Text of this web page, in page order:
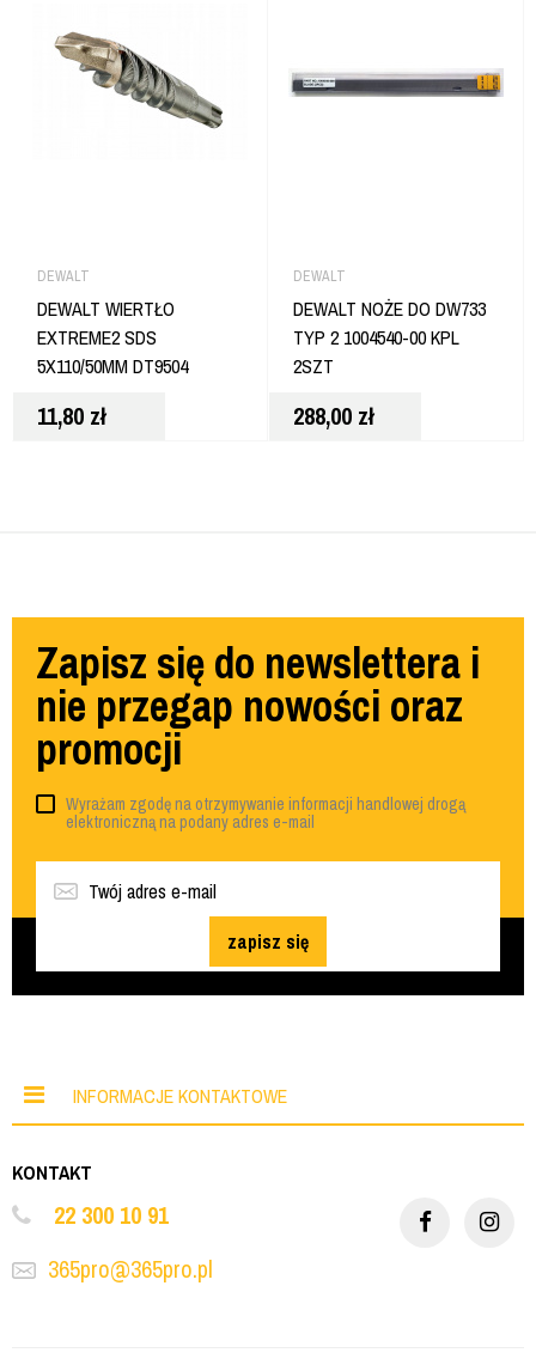
DEWALT
DEWALT WIERTŁO
EXTREME2 SDS
5X110/50MM DT9504
11,80 zł
DEWALT
DEWALT NOŻE DO DW733
TYP 2 1004540-00 KPL
2SZT
288,00 zł
Zapisz się do newslettera i
nie przegap nowości oraz
promocji
Wyrażam zgodę na otrzymywanie informacji handlowej drogą
elektroniczną na podany adres e-mail
zapisz się
INFORMACJE KONTAKTOWE
KONTAKT
22 300 10 91
365pro@365pro.pl